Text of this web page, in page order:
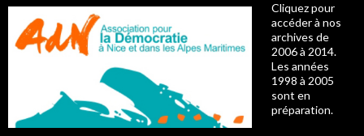
Cliquez pour
accéder à nos
archives de
2006 à 2014.
Les années
1998 à 2005
sont en
préparation.